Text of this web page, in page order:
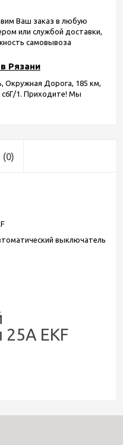
Ваш заказ в любую
или службой доставки,
самовывоза
Рязани
Окружная Дорога, 185 км,
1. Приходите! Мы
(0)
выключатель
EKF